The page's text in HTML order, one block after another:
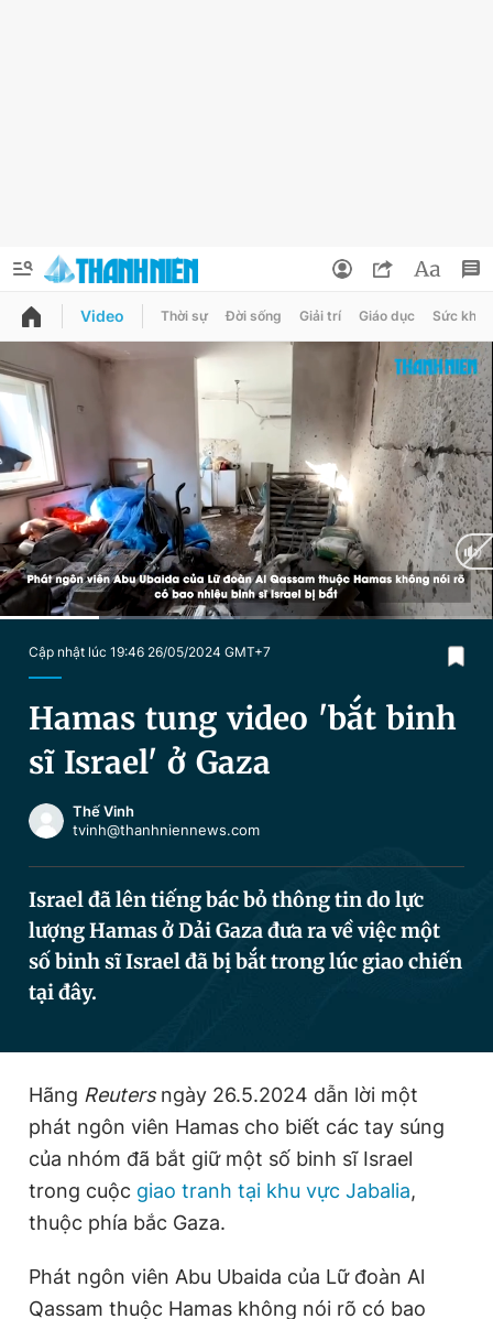
QUẢNG CÁO
Chuyên mục
Chuyên mục khác
Chào ngày mới Tin 24h
Video Magazine
Tiện ích Bạn cần biết
Thông tin tòa soạn Liên hệ quảng cáo
Theo dõi báo trên
0906 645 777 0908 780 404
Thông tin tài khoản
Đổi mật khẩu
Tin đã lưu
Tin đã xem
Đăng xuất
Video Thời sự Đời sống Giải trí Giáo dục Sức khỏe
Cập nhật lúc 19:46 26/05/2024 GMT+7
Hamas tung video 'bắt binh
sĩ Israel' ở Gaza
Thế Vinh
tvinh@thanhniennews.com
Israel đã lên tiếng bác bỏ thông tin do lực
lượng Hamas ở Dải Gaza đưa ra về việc một
số binh sĩ Israel đã bị bắt trong lúc giao chiến
tại đây.
Hãng Reutersngày 26.5.2024 dẫn lời một
phát ngôn viên Hamas cho biết các tay súng
của nhóm đã bắt giữ một số binh sĩ Israel
trong cuộc giao tranh tại khu vực Jabalia,
thuộc phía bắc Gaza.
Phát ngôn viên Abu Ubaida của Lữ đoàn Al
Qassam thuộc Hamas không nói rõ có bao